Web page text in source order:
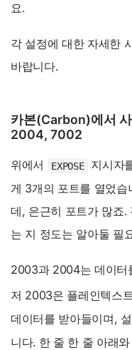
요.
각 설정에 대한 자세한
바랍니다.
카본(Carbon)에서
2004, 7002
위에서 EXPOSE
지시자
게 3개의 포트를 열었
데, 은근히 포트가 많죠.
는 지 정도는 알아둘 필
2003과 2004는 데이터
저 2003은 플레인텍스
데이터를 받아들이며,
니다. 한 줄 한 줄 아래